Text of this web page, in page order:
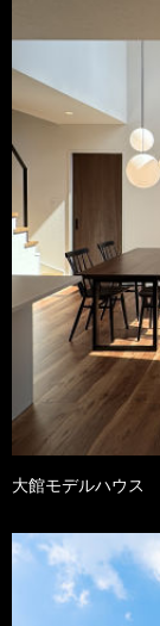
大館モデルハウス